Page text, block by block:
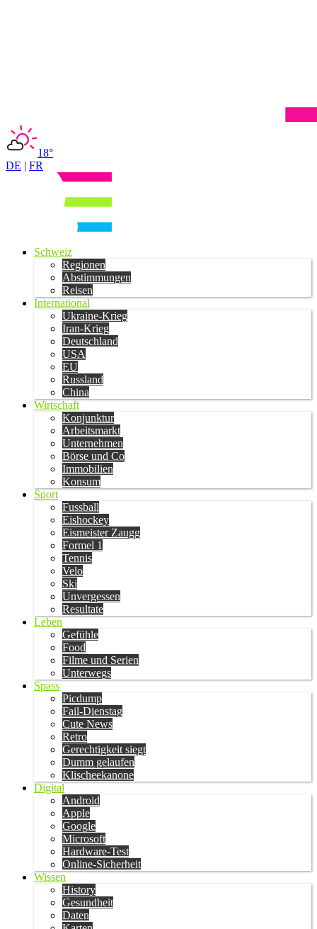
18°
DE | FR
Schweiz
Regionen
Abstimmungen
Reisen
International
Ukraine-Krieg
Iran-Krieg
Deutschland
USA
EU
Russland
China
Wirtschaft
Konjunktur
Arbeitsmarkt
Unternehmen
Börse und Co
Immobilien
Konsum
Sport
Fussball
Eishockey
Eismeister Zaugg
Formel 1
Tennis
Velo
Ski
Unvergessen
Resultate
Leben
Gefühle
Food
Filme und Serien
Unterwegs
Spass
Picdump
Fail-Dienstag
Cute News
Retro
Gerechtigkeit siegt
Dumm gelaufen
Klischeekanone
Digital
Android
Apple
Google
Microsoft
Hardware-Test
Online-Sicherheit
Wissen
History
Gesundheit
Daten